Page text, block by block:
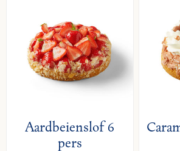
Aardbeienslof 6
pers